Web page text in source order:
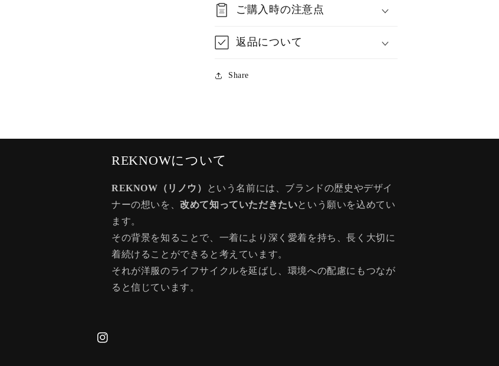
ご購入時の注意点
返品について
Share
REKNOWについて
REKNOW（リノウ）
という名前には、ブランドの歴史やデザイ
ナーの想いを、改めて知っていただきたいという願いを込めてい
ます。
その背景を知ることで、一着により深く愛着を持ち、長く大切に
着続けることができると考えています。
それが洋服のライフサイクルを延ばし、環境への配慮にもつなが
ると信じています。
Instagram